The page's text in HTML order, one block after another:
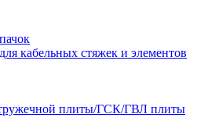
кабельных стяжек и элементов
плиты/ГСК/ГВЛ плиты